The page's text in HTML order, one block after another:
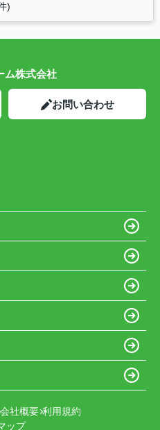
)
ム株式会社
お問い合わせ
会社概要 利用規約
ップ